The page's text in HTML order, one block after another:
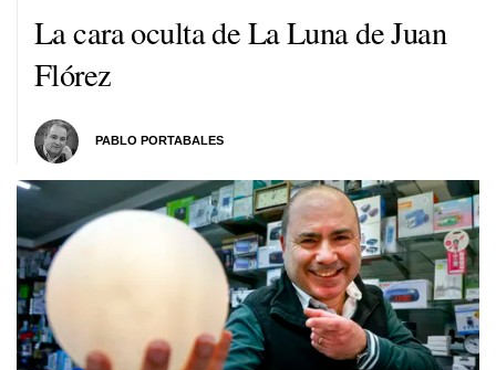
La cara oculta de La Luna de Juan
Flórez
PABLO PORTABALES